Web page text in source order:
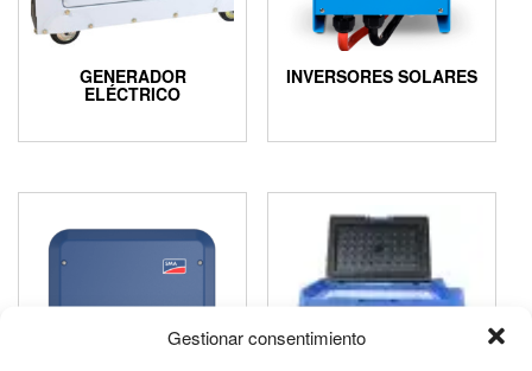
Gestionar consentimiento
GENERADOR
ELÉCTRICO
INVERSORES SOLARES